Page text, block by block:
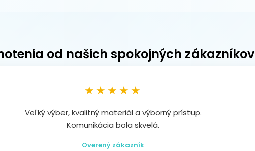
od našich spokojných zákazníkov
★★★★★
Veľký výber, kvalitný materiál a výborný prístup.
Komunikácia bola skvelá.
Overený zákazník